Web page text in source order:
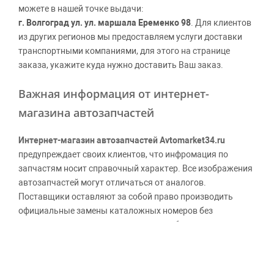
можете в нашей точке выдачи:
г. Волгоград ул. ул. маршала Еременко 98 . Для клиентов
из других регионов мы предоставляем услуги доставки
транспортными компаниями, для этого на странице
заказа, укажите куда нужно доставить Ваш заказ.
Важная информация от интернет-
магазина автозапчастей
Интернет-магазин автозапчастей Avtomarket34.ru
предупреждает своих клиентов, что инфромация по
запчастям носит справочный характер. Все изображения
автозапчастей могут отличаться от аналогов.
Поставщики оставляют за собой право производить
официальные замены каталожных номеров без
дополнительного уведомления дистрибьюторов, что